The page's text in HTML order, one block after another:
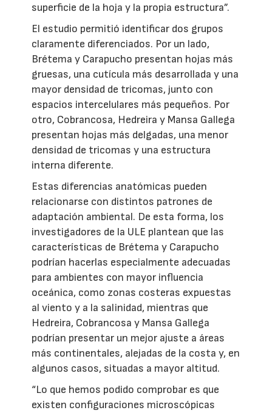
superficie de la hoja y la propia estructura”.
El estudio permitió identificar dos grupos
claramente diferenciados. Por un lado,
Brétema y Carapucho presentan hojas más
gruesas, una cutícula más desarrollada y una
mayor densidad de tricomas, junto con
espacios intercelulares más pequeños. Por
otro, Cobrancosa, Hedreira y Mansa Gallega
presentan hojas más delgadas, una menor
densidad de tricomas y una estructura
interna diferente.
Estas diferencias anatómicas pueden
relacionarse con distintos patrones de
adaptación ambiental. De esta forma, los
investigadores de la ULE plantean que las
características de Brétema y Carapucho
podrían hacerlas especialmente adecuadas
para ambientes con mayor influencia
oceánica, como zonas costeras expuestas
al viento y a la salinidad, mientras que
Hedreira, Cobrancosa y Mansa Gallega
podrían presentar un mejor ajuste a áreas
más continentales, alejadas de la costa y, en
algunos casos, situadas a mayor altitud.
“Lo que hemos podido comprobar es que
existen configuraciones microscópicas